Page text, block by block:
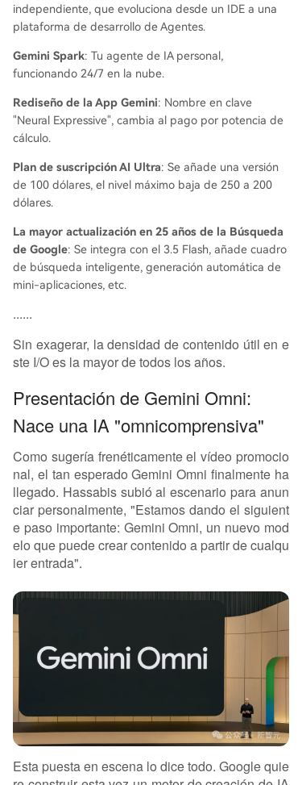
independiente, que evoluciona desde un IDE a una
plataforma de desarrollo de Agentes.
Gemini Spark: Tu agente de IA personal,
funcionando 24/7 en la nube.
Rediseño de la App Gemini: Nombre en clave
"Neural Expressive", cambia al pago por potencia de
cálculo.
Plan de suscripción AI Ultra: Se añade una versión
de 100 dólares, el nivel máximo baja de 250 a 200
dólares.
La mayor actualización en 25 años de la Búsqueda
de Google: Se integra con el 3.5 Flash, añade cuadro
de búsqueda inteligente, generación automática de
mini-aplicaciones, etc.
......
Sin exagerar, la densidad de contenido útil en e
ste I/O es la mayor de todos los años.
Presentación de Gemini Omni:
Nace una IA "omnicomprensiva"
Como sugería frenéticamente el vídeo promocio
nal, el tan esperado Gemini Omni finalmente ha
llegado. Hassabis subió al escenario para anun
ciar personalmente, "Estamos dando el siguient
e paso importante: Gemini Omni, un nuevo mod
elo que puede crear contenido a partir de cualqu
ier entrada".
Esta puesta en escena lo dice todo. Google quie